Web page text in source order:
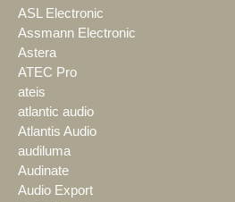
ASL Electronic
Assmann Electronic
Astera
ATEC Pro
ateis
atlantic audio
Atlantis Audio
audiluma
Audinate
Audio Export